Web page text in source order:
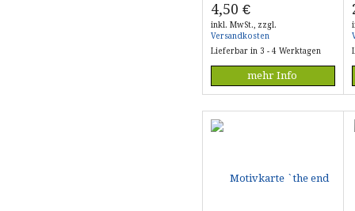
4,50 €
inkl. MwSt., zzgl.
Versandkosten
Lieferbar in 3 - 4 Werktagen
mehr Info